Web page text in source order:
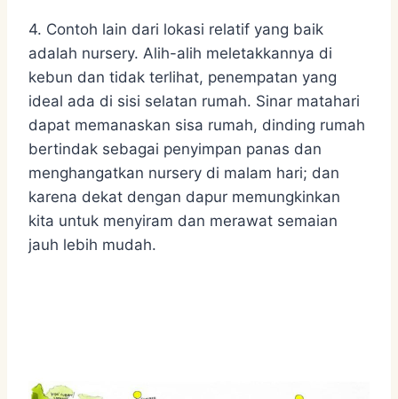
4. Contoh lain dari lokasi relatif yang baik
adalah nursery. Alih-alih meletakkannya di
kebun dan tidak terlihat, penempatan yang
ideal ada di sisi selatan rumah. Sinar matahari
dapat memanaskan sisa rumah, dinding rumah
bertindak sebagai penyimpan panas dan
menghangatkan nursery di malam hari; dan
karena dekat dengan dapur memungkinkan
kita untuk menyiram dan merawat semaian
jauh lebih mudah.